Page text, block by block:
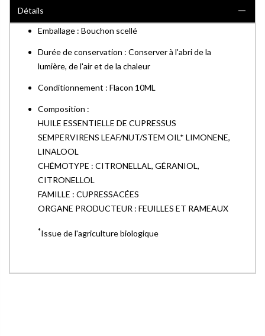
Détails
Emballage : Bouchon scellé
Durée de conservation : Conserver à l'abri de la
lumière, de l'air et de la chaleur
Conditionnement : Flacon 10ML
Composition :
HUILE ESSENTIELLE DE CUPRESSUS
SEMPERVIRENS LEAF/NUT/STEM OIL* LIMONENE,
LINALOOL
CHÉMOTYPE : CITRONELLAL, GÉRANIOL,
CITRONELLOL
FAMILLE : CUPRESSACÉES
ORGANE PRODUCTEUR : FEUILLES ET RAMEAUX
*Issue de l'agriculture biologique